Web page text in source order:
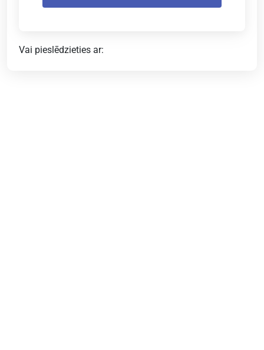
Vai pieslēdzieties ar: